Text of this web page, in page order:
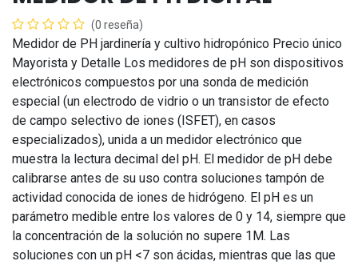
(0 reseña)
Medidor de PH jardinería y cultivo hidropónico Precio único
Mayorista y Detalle Los medidores de pH son dispositivos
electrónicos compuestos por una sonda de medición
especial (un electrodo de vidrio o un transistor de efecto
de campo selectivo de iones (ISFET), en casos
especializados), unida a un medidor electrónico que
muestra la lectura decimal del pH. El medidor de pH debe
calibrarse antes de su uso contra soluciones tampón de
actividad conocida de iones de hidrógeno. El pH es un
parámetro medible entre los valores de 0 y 14, siempre que
la concentración de la solución no supere 1M. Las
soluciones con un pH <7 son ácidas, mientras que las que